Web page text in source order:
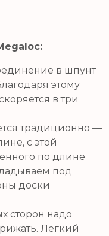
в шпунт
этому
в три
традиционно —
с этой
по длине
под
доски
сторон надо
Легкий